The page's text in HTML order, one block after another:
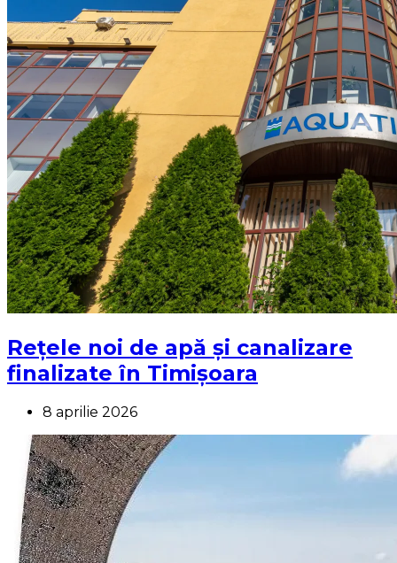
Rețele noi de apă și canalizare
finalizate în Timișoara
8 aprilie 2026